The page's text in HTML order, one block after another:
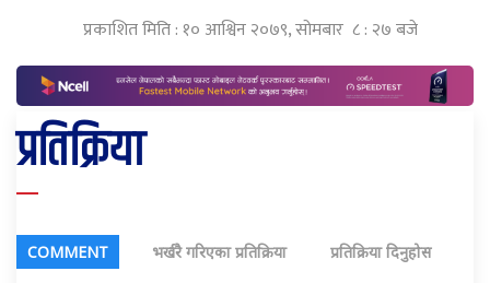
प्रकाशित मिति : १० आश्विन २०७९, सोमबार ८ : २७ बजे
प्रतिक्रिया
COMMENT भर्खरै गरिएका प्रतिक्रिया प्रतिक्रिया दिनुहोस